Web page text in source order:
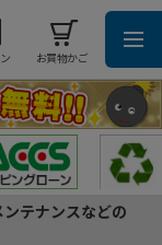
お買物かご
テナンスなどの